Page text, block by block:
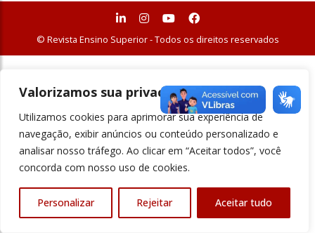
Valorizamos sua privacidade
Utilizamos cookies para aprimorar sua experiência de
navegação, exibir anúncios ou conteúdo personalizado e
analisar nosso tráfego. Ao clicar em “Aceitar todos”, você
concorda com nosso uso de cookies.
Personalizar Rejeitar Aceitar tudo
© Revista Ensino Superior - Todos os direitos reservados